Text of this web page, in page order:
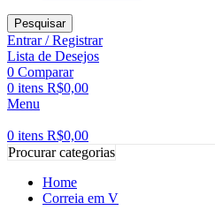
Pesquisar
Entrar / Registrar
Lista de Desejos
0 Comparar
0 itens R$0,00
Menu
0 itens R$0,00
Procurar categorias
Home
Correia em V